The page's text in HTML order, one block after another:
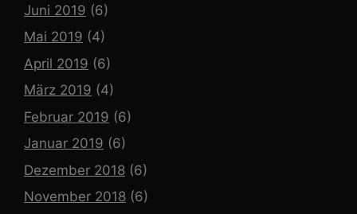
Juni 2019 (6)
Mai 2019 (4)
April 2019 (6)
März 2019 (4)
Februar 2019 (6)
Januar 2019 (6)
Dezember 2018 (6)
November 2018 (6)